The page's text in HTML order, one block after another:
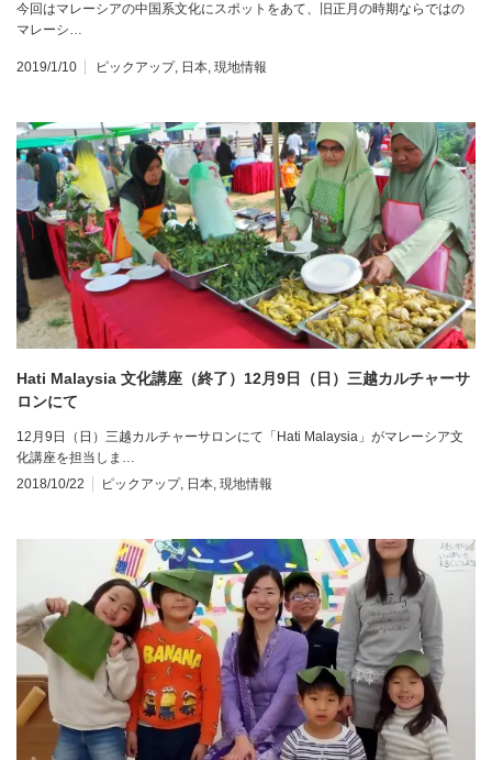
今回はマレーシアの中国系文化にスポットをあて、旧正月の時期ならではの
マレーシ…
2019/1/10 ピックアップ, 日本, 現地情報
Hati Malaysia 文化講座（終了）12月9日（日）三越カルチャーサ
ロンにて
12月9日（日）三越カルチャーサロンにて「Hati Malaysia」がマレーシア文
化講座を担当しま…
2018/10/22
ピックアップ, 日本 現地情報